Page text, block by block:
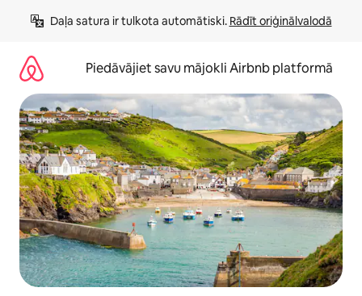
saturu
Daļa satura ir tulkota automātiski. Rādīt oriģinālvalodā
Piedāvājiet savu mājokli Airbnb platformā